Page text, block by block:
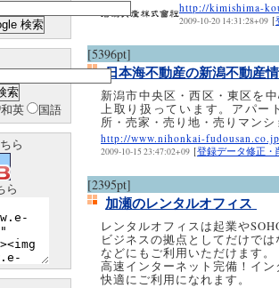
http://kimishima-
2009-10-20 14:31:28+09 [
[5396pt]
日本海不動産の新潟不動産
新潟市中央区・西区・東区を
上取り扱っています。アパー
所・売家・売り地・売りマンシ
http://www.nihonkai-fudousan.co.jp
2009-10-15 23:47:02+09 [登録データ修正・
[2395pt]
加瀬のレンタルオフィス
レンタルオフィスは起業や
ビジネスの拠点としてだけで
などにもご利用いただけます。
高速インターネット完備！イン
快適にご利用になれます。
和英 国語
ら
ら